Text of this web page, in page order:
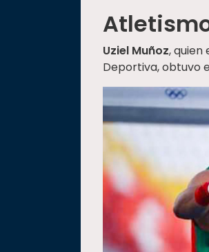
Uziel Muñoz, quien
Deportiva, obtuvo